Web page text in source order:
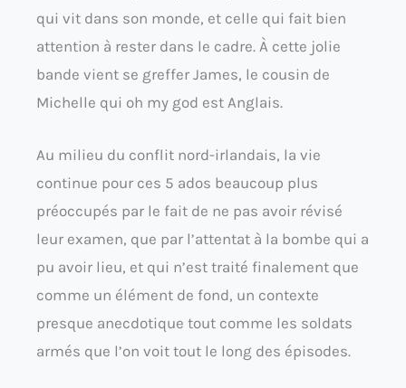
qui vit dans son monde, et celle qui fait bien
attention à rester dans le cadre. À cette jolie
bande vient se greffer James, le cousin de
Michelle qui oh my god est Anglais.
Au milieu du conflit nord-irlandais, la vie
continue pour ces 5 ados beaucoup plus
préoccupés par le fait de ne pas avoir révisé
leur examen, que par l’attentat à la bombe qui a
pu avoir lieu, et qui n’est traité finalement que
comme un élément de fond, un contexte
presque anecdotique tout comme les soldats
armés que l’on voit tout le long des épisodes.